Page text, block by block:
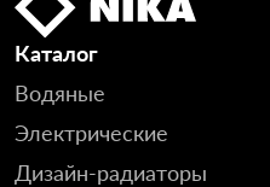
Каталог
Водяные
Электрические
Дизайн-радиаторы